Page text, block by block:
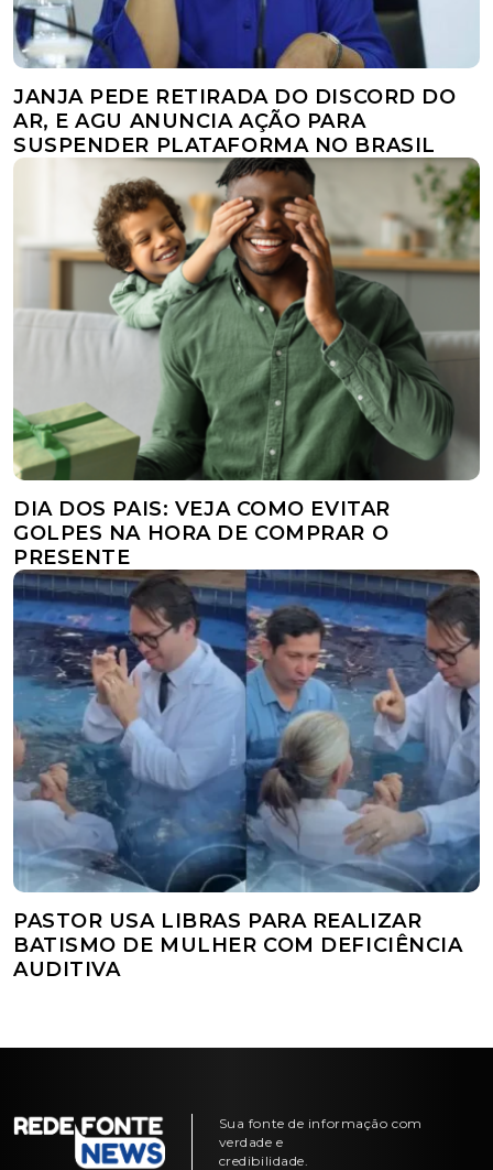
JANJA PEDE RETIRADA DO DISCORD DO
AR, E AGU ANUNCIA AÇÃO PARA
SUSPENDER PLATAFORMA NO BRASIL
DIA DOS PAIS: VEJA COMO EVITAR
GOLPES NA HORA DE COMPRAR O
PRESENTE
PASTOR USA LIBRAS PARA REALIZAR
BATISMO DE MULHER COM DEFICIÊNCIA
AUDITIVA
Sua fonte de informação com
verdade e
credibilidade.